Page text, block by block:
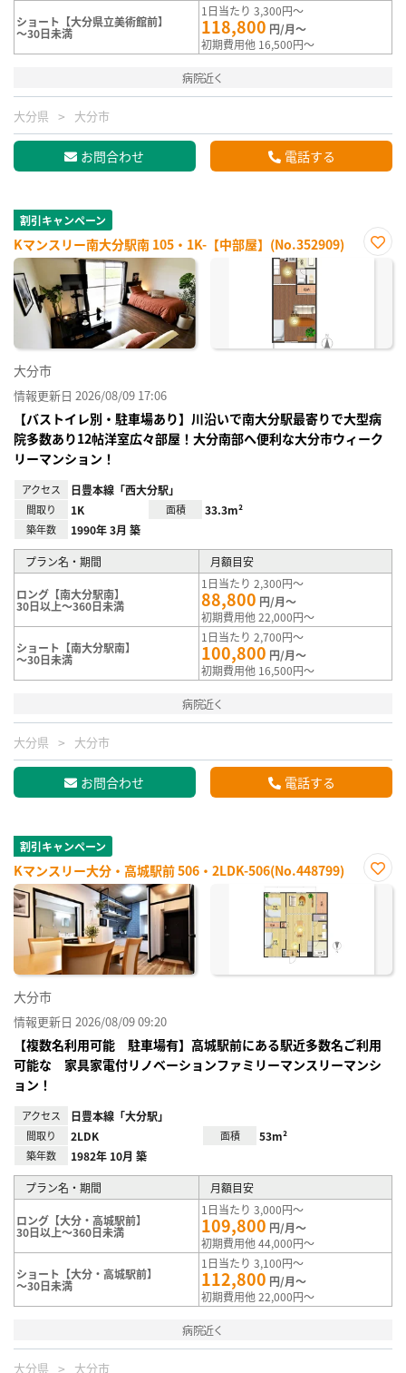
ショート【大分県立美術館前】
～30日未満
1日当たり 3,300円～
118,800 円/月～
初期費用他 16,500円～
病院近く
大分県 大分市
お問合わせ 電話する
割引キャンペーン
Kマンスリー南大分駅南 105・1K-【中部屋】(No.352909)
お気
大分市
情報更新日 2026/08/09 17:06
【バストイレ別・駐車場あり】川沿いで南大分駅最寄りで大型病
院多数あり12帖洋室広々部屋！大分南部へ便利な大分市ウィーク
リーマンション！
アクセス 日豊本線「西大分駅」
間取り 1K 面積 33.3m²
築年数 1990年 3月 築
プラン名・期間 月額目安
ロング【南大分駅南】
30日以上～360日未満
1日当たり 2,300円～
88,800 円/月～
初期費用他 22,000円～
ショート【南大分駅南】
～30日未満
1日当たり 2,700円～
100,800 円/月～
初期費用他 16,500円～
病院近く
大分県 大分市
お問合わせ 電話する
割引キャンペーン
Kマンスリー大分・高城駅前 506・2LDK-506(No.448799)
お気
大分市
情報更新日 2026/08/09 09:20
【複数名利用可能 駐車場有】高城駅前にある駅近多数名ご利用
可能な 家具家電付リノベーションファミリーマンスリーマンシ
ョン！
アクセス 日豊本線「大分駅」
間取り 2LDK 面積 53m²
築年数 1982年 10月 築
プラン名・期間 月額目安
ロング【大分・高城駅前】
30日以上～360日未満
1日当たり 3,000円～
109,800 円/月～
初期費用他 44,000円～
ショート【大分・高城駅前】
～30日未満
1日当たり 3,100円～
112,800 円/月～
初期費用他 22,000円～
病院近く
大分県 大分市